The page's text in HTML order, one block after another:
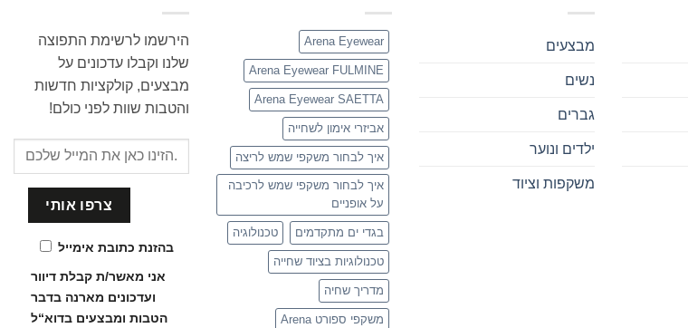
מבצעים
נשים
גברים
ילדים ונוער
משקפות וציוד
Arena Eyewear
Arena Eyewear FULMINE
Arena Eyewear SAETTA
אביזרי אימון לשחייה
איך לבחור משקפי שמש לריצה
איך לבחור משקפי שמש לרכיבה
על אופניים
בגדי ים מתקדמים טכנולוגיה
טכנולוגיות בציוד שחייה
מדריך שחיה
משקפי ספורט Arena
הירשמו לרשימת התפוצה
שלנו וקבלו עדכונים על
מבצעים, קולקציות חדשות
והטבות שוות לפני כולם!
בהזנת כתובת אימייל
אני מאשר/ת קבלת דיוור
ועדכונים מארנה בדבר
הטבות ומבצעים בדוא“ל